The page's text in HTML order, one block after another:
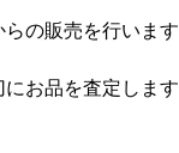
の販売を行います
お品を査定します